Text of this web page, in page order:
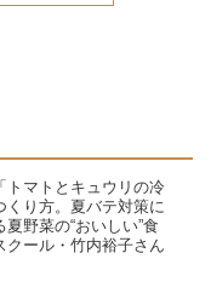
トマトとキュウリの冷
くり方。夏バテ対策に
野菜の“おいしい”食
クール・竹内裕子さん